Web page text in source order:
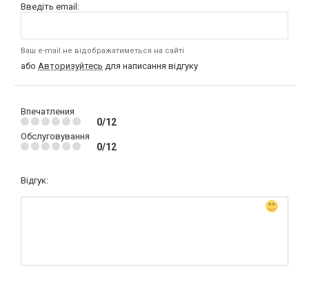
Введіть email:
Ваш e-mail не відображатиметься на сайті
або Авторизуйтесь для написання відгуку
Впечатления
0/12
Обслуговування
0/12
Відгук: